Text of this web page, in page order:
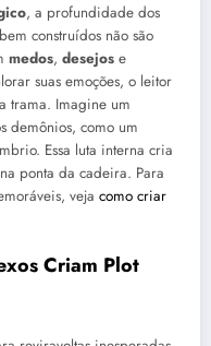
, a profundidade dos
construídos não são
medos, desejos e
suas emoções, o leitor
trama. Imagine um
demônios, como um
Essa luta interna cria
ponta da cadeira. Para
veja como criar
Criam Plot